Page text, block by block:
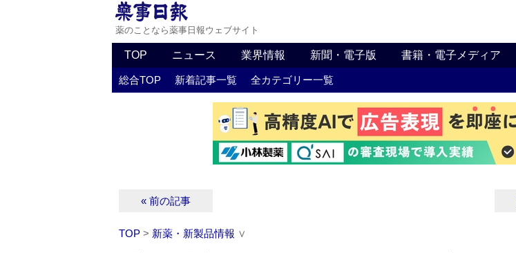
薬のことなら薬事日報ウェブサイト
TOP ニュース 業界情報 新聞・電子版 書籍・電子メディア
総合TOP 新着記事一覧 全カテゴリー一覧
« 前の記事
TOP > 新薬・新製品情報 ∨